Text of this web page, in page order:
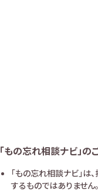
「もの忘れ相談ナビ」
「もの忘れ相談ナビ」
するものではありません